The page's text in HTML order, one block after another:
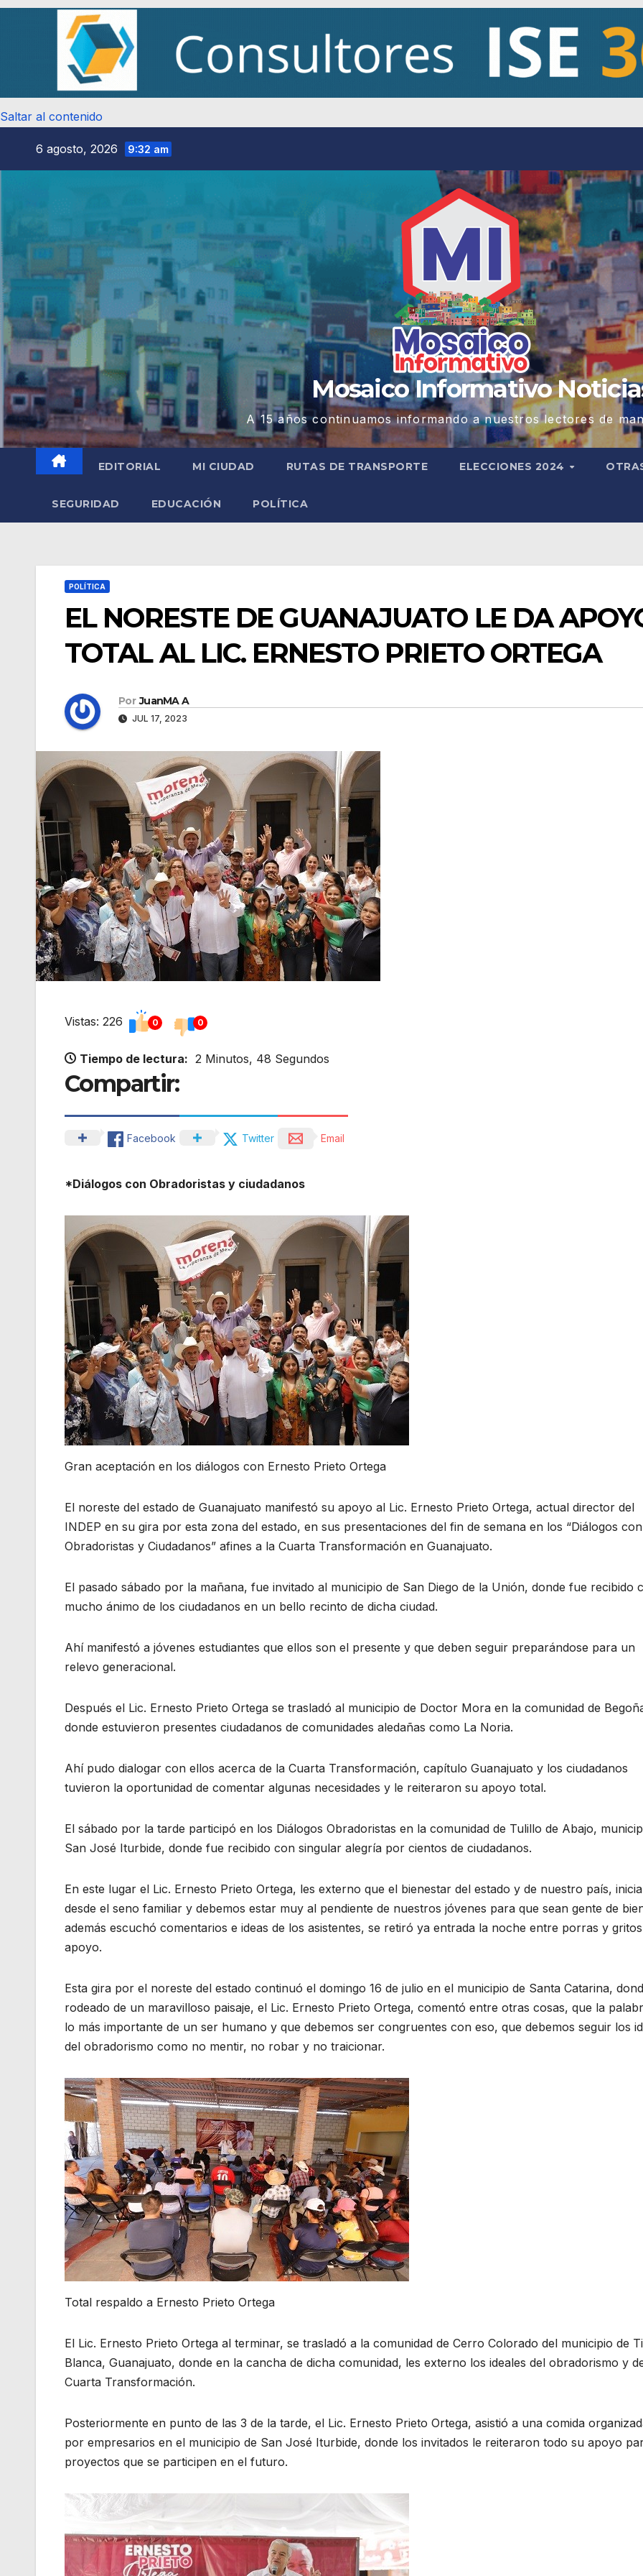
Saltar al contenido
6 agosto, 2026 9:32 am
Mosaico Informativo
A 15 años continuamos informando a nuestros lectores de
EDITORIAL MI CIUDAD RUTAS DE TRANSPORTE ELECCIONES 2024
SEGURIDAD EDUCACIÓN POLÍTICA
POLÍTICA
EL NORESTE DE GUANAJUATO LE DA
TOTAL AL LIC. ERNESTO PRIETO ORTEGA
Por JuanMA A
JUL 17, 2023
Vistas: 226 0 0
Tiempo de lectura: 2 Minutos, 48 Segundos
Compartir:
Facebook Twitter Email
*Diálogos con Obradoristas y ciudadanos
Gran aceptación en los diálogos con Ernesto Prieto Ortega
El noreste del estado de Guanajuato manifestó su apoyo al Lic. Ernesto Prieto Ortega, actual director del
INDEP en su gira por esta zona del estado, en sus presentaciones del fin de semana en los “Diálogos con
Obradoristas y Ciudadanos” afines a la Cuarta Transformación en Guanajuato.
El pasado sábado por la mañana, fue invitado al municipio de San Diego de la Unión, donde fue recibido
mucho ánimo de los ciudadanos en un bello recinto de dicha ciudad.
Ahí manifestó a jóvenes estudiantes que ellos son el presente y que deben seguir preparándose para un
relevo generacional.
Después el Lic. Ernesto Prieto Ortega se trasladó al municipio de Doctor Mora en la comunidad de
donde estuvieron presentes ciudadanos de comunidades aledañas como La Noria.
Ahí pudo dialogar con ellos acerca de la Cuarta Transformación, capítulo Guanajuato y los ciudadanos
tuvieron la oportunidad de comentar algunas necesidades y le reiteraron su apoyo total.
El sábado por la tarde participó en los Diálogos Obradoristas en la comunidad de Tulillo de Abajo,
San José Iturbide, donde fue recibido con singular alegría por cientos de ciudadanos.
En este lugar el Lic. Ernesto Prieto Ortega, les externo que el bienestar del estado y de nuestro país, inicia
desde el seno familiar y debemos estar muy al pendiente de nuestros jóvenes para que sean gente de
además escuchó comentarios e ideas de los asistentes, se retiró ya entrada la noche entre porras y
apoyo.
Esta gira por el noreste del estado continuó el domingo 16 de julio en el municipio de Santa Catarina,
rodeado de un maravilloso paisaje, el Lic. Ernesto Prieto Ortega, comentó entre otras cosas, que la
lo más importante de un ser humano y que debemos ser congruentes con eso, que debemos seguir los
del obradorismo como no mentir, no robar y no traicionar.
Total respaldo a Ernesto Prieto Ortega
El Lic. Ernesto Prieto Ortega al terminar, se trasladó a la comunidad de Cerro Colorado del municipio de
Blanca, Guanajuato, donde en la cancha de dicha comunidad, les externo los ideales del obradorismo y
Cuarta Transformación.
Posteriormente en punto de las 3 de la tarde, el Lic. Ernesto Prieto Ortega, asistió a una comida
por empresarios en el municipio de San José Iturbide, donde los invitados le reiteraron todo su apoyo
proyectos que se participen en el futuro.